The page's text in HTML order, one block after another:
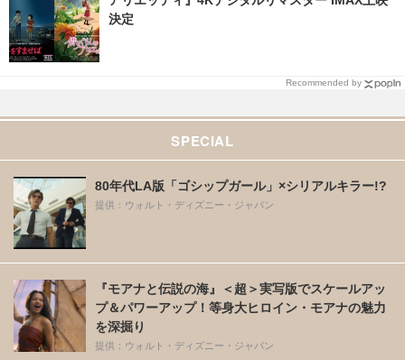
決定
Recommended by
SPECIAL
80年代LA版「ゴシップガール」×シリアルキラー!?
提供：ウォルト・ディズニー・ジャパン
『モアナと伝説の海』＜超＞実写版でスケールアッ
プ＆パワーアップ！等身大ヒロイン・モアナの魅力
を深掘り
提供：ウォルト・ディズニー・ジャパン